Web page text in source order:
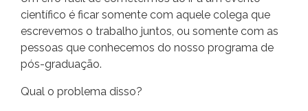
científico é ficar somente com aquele colega que
escrevemos o trabalho juntos, ou somente com as
pessoas que conhecemos do nosso programa de
pós-graduação.
Qual o problema disso?